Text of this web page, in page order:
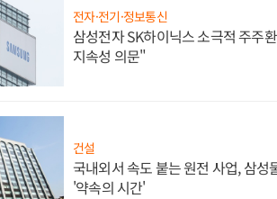
전자·전기·정보통신
삼성전자 SK하이닉스 소극적 주주
지속성 의문"
건설
국내외서 속도 붙는 원전 사업, 삼성
'약속의 시간'